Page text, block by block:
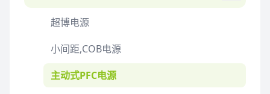
超博电源
小间距,COB电源
主动式PFC电源